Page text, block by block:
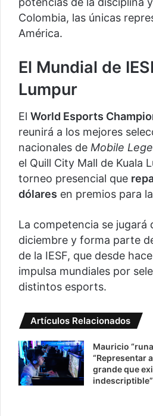
Colombia, las únicas
América.
El Mundial de
Lumpur
El World Esports
reunirá a los mejores
nacionales de Mobile
el Quill City Mall de Kuala
torneo presencial que
dólares en premios para
La competencia se jugará
diciembre y forma parte
de la IESF, que desde
impulsa mundiales por
distintos esports.
Artículos Relacionados
Mauricio
“Representar
grande que
indescriptible”